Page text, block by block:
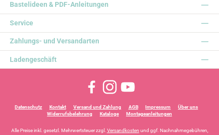
Bastelideen & PDF-Anleitungen
Service
Zahlungs- und Versandarten
Ladengeschäft
FacebookInstagramYouTube
Datenschutz Kontakt Versand und Zahlung AGB Impressum
Über uns
Widerrufsbelehrung
Kataloge Montageanleitungen
Alle Preise inkl. gesetzl. Mehrwertsteuer zzgl. Versandkosten und ggf. Nachnahmegebühren,